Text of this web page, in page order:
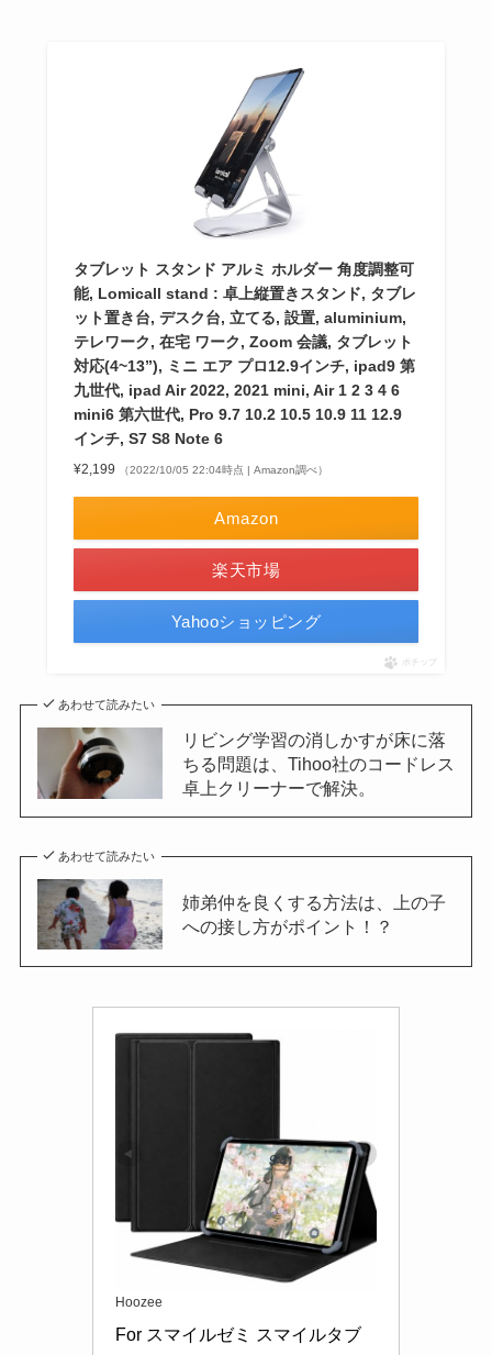
タブレット スタンド アルミ ホルダー 角度調整可
能, Lomicall stand : 卓上縦置きスタンド, タブレ
ット置き台, デスク台, 立てる, 設置, aluminium,
テレワーク, 在宅 ワーク, Zoom 会議, タブレット
対応(4~13”), ミニ エア プロ12.9インチ, ipad9 第
九世代, ipad Air 2022, 2021 mini, Air 1 2 3 4 6
mini6 第六世代, Pro 9.7 10.2 10.5 10.9 11 12.9
インチ, S7 S8 Note 6
¥2,199 （2022/10/05 22:04時点 | Amazon調べ）
Amazon
楽天市場
Yahooショッピング
ポチップ
あわせて読みたい
リビング学習の消しかすが床に落
ちる問題は、Tihoo社のコードレス
卓上クリーナーで解決。
あわせて読みたい
姉弟仲を良くする方法は、上の子
への接し方がポイント！？
Hoozee
For スマイルゼミ スマイルタブ